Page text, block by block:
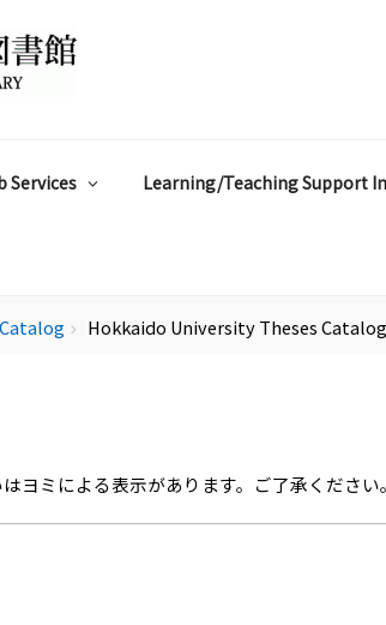
Services Learning/Teaching Support
chevron_right Hokkaido University Theses
ヨミによる表示があります。ご了承ください。